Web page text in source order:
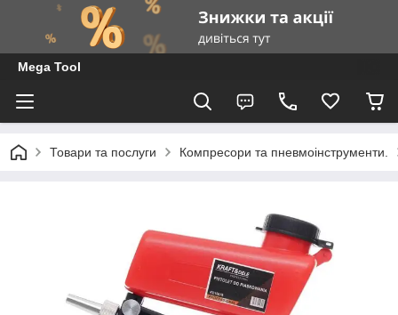
Mega Tool
Товари та послуги Компресори та пневмоінструменти.